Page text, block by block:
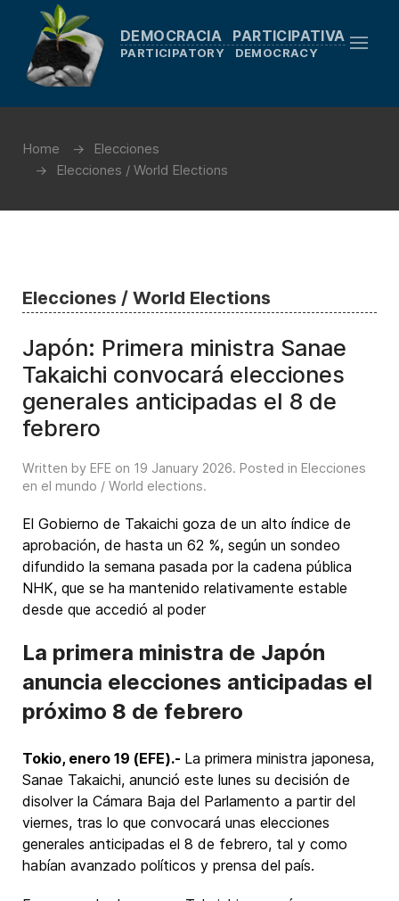
DEMOCRACIA PARTICIPATIVA
PARTICIPATORY DEMOCRACY
Home
Elecciones
Elecciones / World Elections
Elecciones / World Elections
Japón: Primera ministra Sanae
Takaichi convocará elecciones
generales anticipadas el 8 de
febrero
Written by EFE on 19 January 2026. Posted in Elecciones
en el mundo / World elections.
El Gobierno de Takaichi goza de un alto índice de
aprobación, de hasta un 62 %, según un sondeo
difundido la semana pasada por la cadena pública
NHK, que se ha mantenido relativamente estable
desde que accedió al poder
La primera ministra de Japón
anuncia elecciones anticipadas el
próximo 8 de febrero
Tokio, enero 19 (EFE).- La primera ministra japonesa,
Sanae Takaichi, anunció este lunes su decisión de
disolver la Cámara Baja del Parlamento a partir del
viernes, tras lo que convocará unas elecciones
generales anticipadas el 8 de febrero, tal y como
habían avanzado políticos y prensa del país.